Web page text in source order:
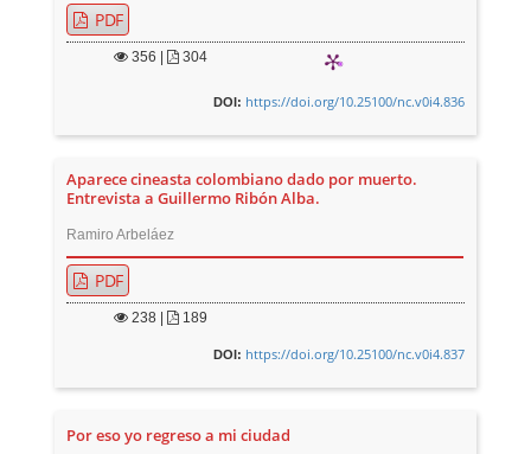
PDF
356 304
DOI: https://doi.org/10.25100/nc.v0i4.836
Aparece cineasta colombiano dado por muerto.
Entrevista a Guillermo Ribón Alba.
Ramiro Arbeláez
PDF
238 189
DOI: https://doi.org/10.25100/nc.v0i4.837
Por eso yo regreso a mi ciudad